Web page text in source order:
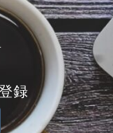
録